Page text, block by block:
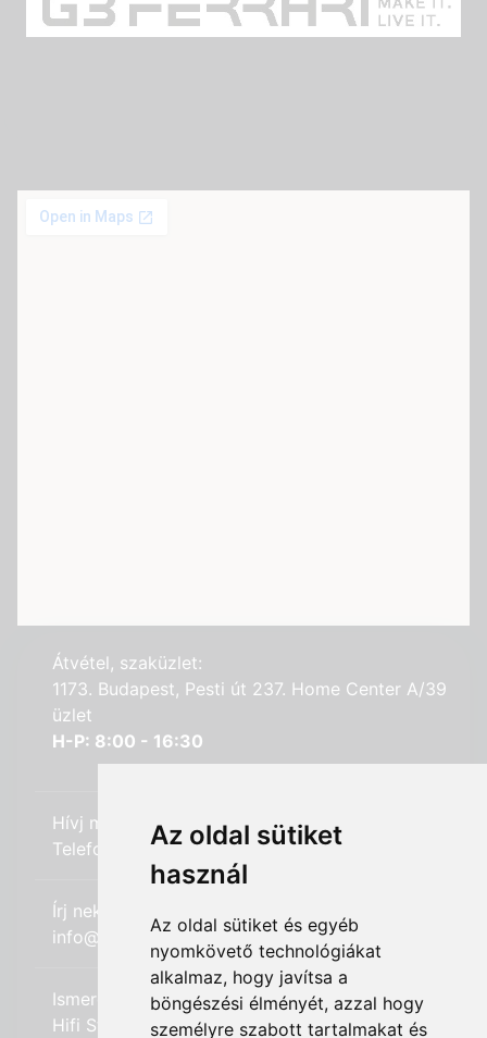
Az oldal sütiket
használ
Az oldal sütiket és egyéb
nyomkövető technológiákat
alkalmaz, hogy javítsa a
böngészési élményét, azzal hogy
személyre szabott tartalmakat és
Átvétel, szaküzlet:
1173. Budapest, Pesti út 237. Home Center A/39
üzlet
H-P: 8:00 - 16:30
Hívj minket:
Telefon: +36 (20) 989-7969
Írj nekünk:
info@hifi-station.hu
Ismerd meg cégünket:
Hifi Station Kft.